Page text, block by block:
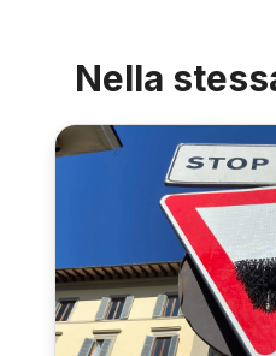
Nella